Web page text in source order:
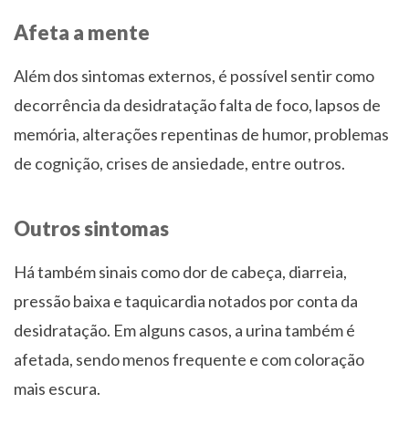
Afeta a mente
Além dos sintomas externos, é possível sentir como
decorrência da desidratação falta de foco, lapsos de
memória, alterações repentinas de humor, problemas
de cognição, crises de ansiedade, entre outros.
Outros sintomas
Há também sinais como dor de cabeça, diarreia,
pressão baixa e taquicardia notados por conta da
desidratação. Em alguns casos, a urina também é
afetada, sendo menos frequente e com coloração
mais escura.